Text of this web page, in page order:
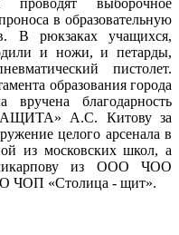
в образовательную
В рюкзаках учащихся,
и ножи, и петарды,
пистолет.
образования города
благодарность
А.С. Китову за
целого арсенала в
из московских школ, а
из ООО ЧОО
ЧОП «Столица - щит».